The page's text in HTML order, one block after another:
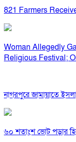
821 Farmers
Woman Allegedly
Religious Festival;
নাগরপুরে জামায়াতে
৬০ শতাংশ ভোট পড়ার